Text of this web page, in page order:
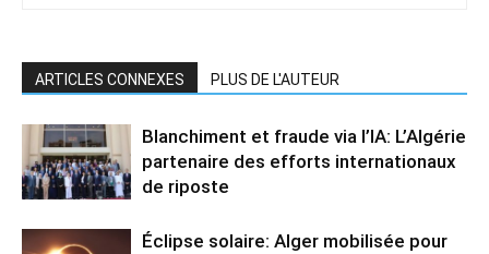
ARTICLES CONNEXES PLUS DE L'AUTEUR
Blanchiment et fraude via l’IA: L’Algérie
partenaire des efforts internationaux
de riposte
Éclipse solaire: Alger mobilisée pour